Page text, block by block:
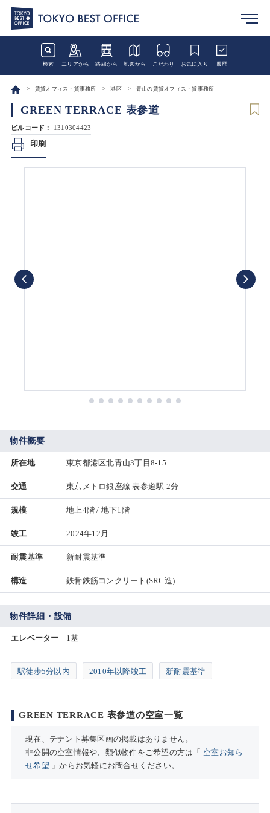
検索 エリアから 路線から 地図から こだわり お気に入り 履歴
賃貸オフィス・貸事務所 港区 青山の賃貸オフィス・貸事務所
GREEN TERRACE 表参道
ビルコード： 1310304423
印刷
物件概要
所在地 東京都港区北青山3丁目8-15
交通 東京メトロ銀座線 表参道駅 2分
規模 地上4階 / 地下1階
竣工 2024年12月
耐震基準 新耐震基準
構造 鉄骨鉄筋コンクリート(SRC造)
物件詳細・設備
エレベーター 1基
駅徒歩5分以内 2010年以降竣工 新耐震基準
GREEN TERRACE 表参道の空室一覧
現在、テナント募集区画の掲載はありません。
非公開の空室情報や、類似物件をご希望の方は「 空室お知ら
せ希望 」からお気軽にお問合せください。